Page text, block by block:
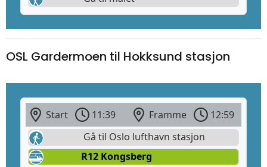
OSL Gardermoen til Hokksund stasjon
Start 11:39 Framme
12:59
Gå til Oslo lufthavn stasjon
R12 Kongsberg